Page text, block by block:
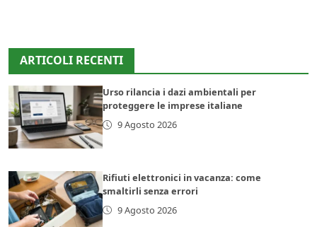
ARTICOLI RECENTI
Urso rilancia i dazi ambientali per
proteggere le imprese italiane
9 Agosto 2026
Rifiuti elettronici in vacanza: come
smaltirli senza errori
9 Agosto 2026